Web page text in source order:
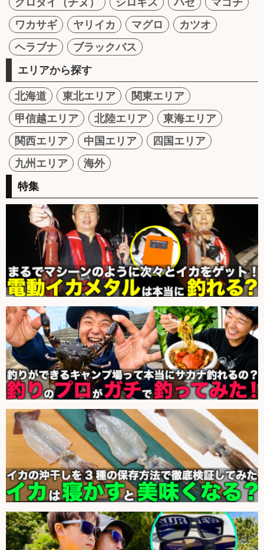
ワカサギ
ヤリイカ マグロ
カツオ
ヘラブナ
ブラックバス
エリアから探す
北海道 東北エリア
関東エリア
甲信越エリア
北陸エリア
東海エリア
関西エリア
中国エリア
四国エリア
九州エリア
海外
特集